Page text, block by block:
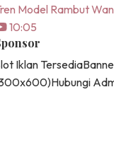
Model Rambut
10:05
Iklan Tersedia
Hubungi